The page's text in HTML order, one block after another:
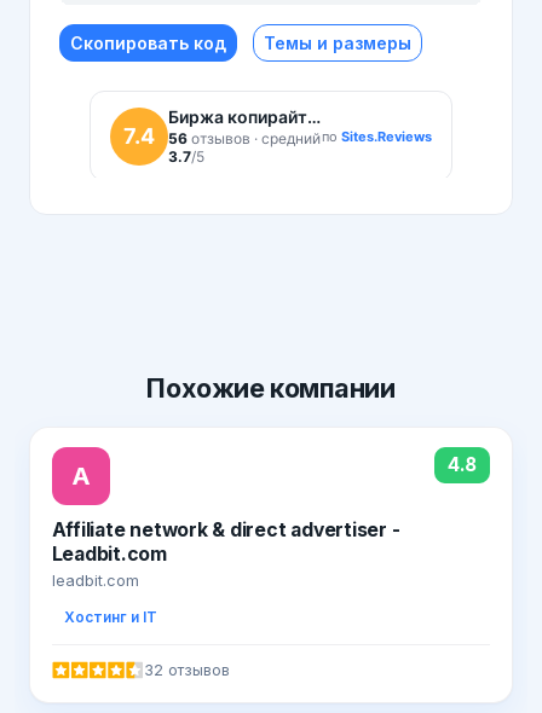
Скопировать код Темы и размеры
Похожиекомпании
A 4.8
Affiliate network & direct advertiser -
Leadbit.com
leadbit.com
Хостинг и IT
32 отзывов